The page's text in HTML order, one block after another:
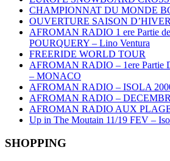
CHAMPIONNAT DU MONDE
OUVERTURE SAISON
AFROMAN RADIO 1 ere Partie
POURQUERY – Lino Ventura
FREERIDE WORLD TOUR
AFROMAN RADIO – 1ere Partie
– MONACO
AFROMAN RADIO – ISOLA
AFROMAN RADIO –
AFROMAN RADIO AUX
Up in The Moutain 11/19 FEV –
SHOPPING